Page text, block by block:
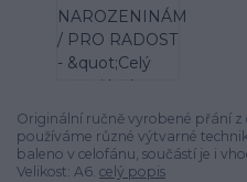
Originální ručně vyrobené přání
používáme různé výtvarné
baleno v celofánu, součástí je i
Velikost: A6. celý popis